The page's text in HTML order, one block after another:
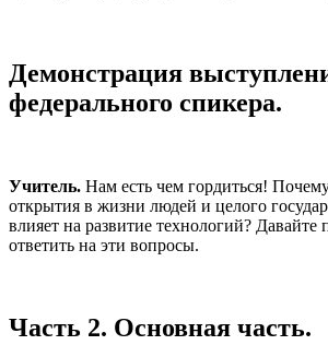
Демонстрация
федерального спикера.
Учитель. Нам есть чем гордиться!
открытия в жизни людей и целого
влияет на развитие технологий? Давайте
ответить на эти вопросы.
Часть 2. Основная часть.